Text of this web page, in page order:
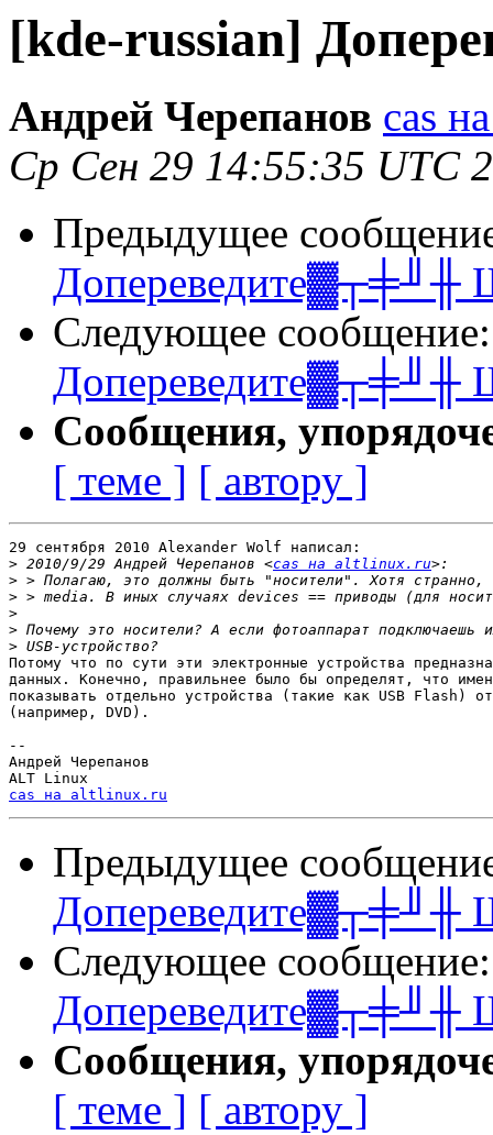
[kde-russian]
Андрей Черепанов cas
Ср Сен 29 14:55:35 UTC
Предыдущее
Следующее
Сообщения,
[ теме ] [ автору ]
29 сентября 2010 Alexander Wolf написал:
> 2010/9/29 Андрей Черепанов <cas на altlinux.ru
>
>
>
>
>
Потому что по сути эти электронные устройства
данных. Конечно, правильнее было бы определят, что
показывать отдельно устройства (такие как USB Flash)
(например, DVD).
--
Андрей Черепанов
cas на altlinux.ru
Предыдущее
Следующее
Сообщения,
[ теме ] [ автору ]